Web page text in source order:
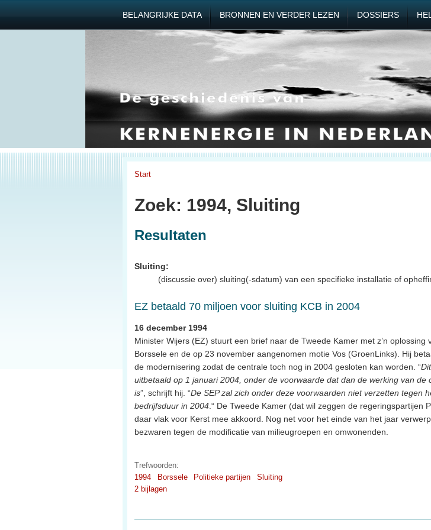
BELANGRIJKE DATA BRONNEN EN VERDER LEZEN DOSSIERS
Start
Zoek: 1994, Sluiting
Resultaten
Sluiting:
(discussie over) sluiting(-sdatum) van een specifieke installatie of
EZ betaald 70 miljoen voor sluiting KCB in 2004
16 december 1994
Minister Wijers (EZ) stuurt een brief naar de Tweede Kamer met z’n oplossing
Borssele en de op 23 november aangenomen motie Vos (GroenLinks). Hij
de modernisering zodat de centrale toch nog in 2004 gesloten kan worden. “
uitbetaald op 1 januari 2004, onder de voorwaarde dat dan de werking van de
is”, schrijft hij. “De SEP zal zich onder deze voorwaarden niet verzetten tegen
bedrijfsduur in 2004 .“ De Tweede Kamer (dat wil zeggen de regeringspartijen
daar vlak voor Kerst mee akkoord. Nog net voor het einde van het jaar
bezwaren tegen de modificatie van milieugroepen en omwonenden.
Trefwoorden:
1994
Borssele Politieke partijen
Sluiting
2 bijlagen